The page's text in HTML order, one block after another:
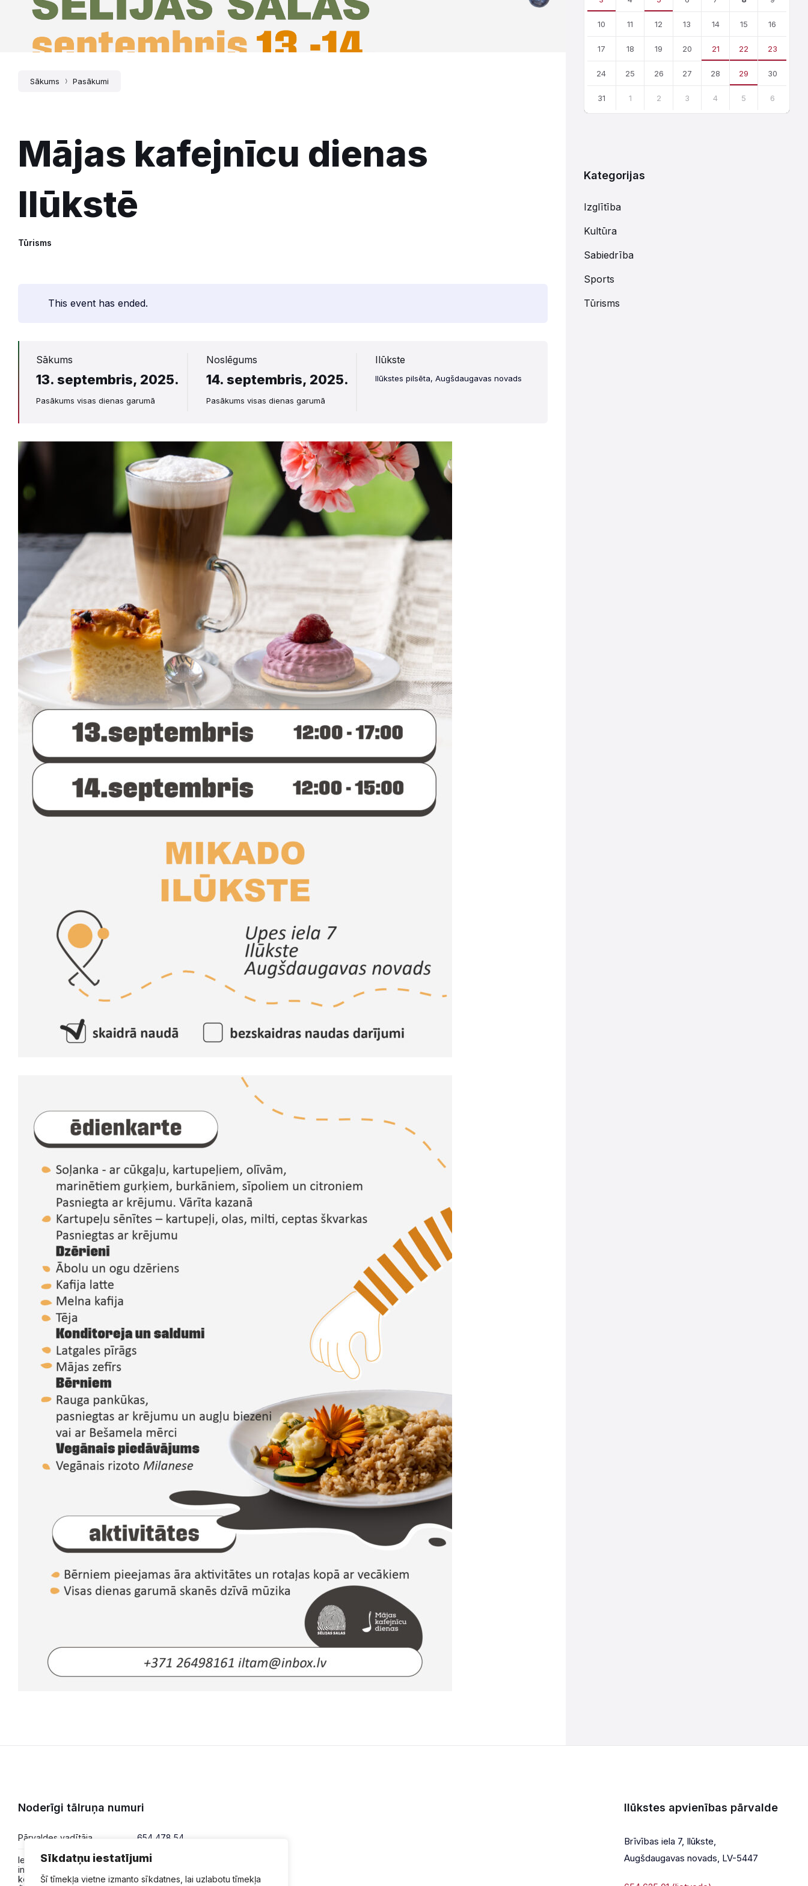
Sīkdatņu iestatījumi
Šī tīmekļa vietne izmanto sīkdatnes, lai uzlabotu tīmekļa
Sākums Pasākumi
Mājas kafejnīcu dienas
Ilūkstē
Tūrisms
This event has ended.
Sākums
13. septembris, 2025.
Pasākums visas dienas garumā
Noslēgums
14. septembris, 2025.
Pasākums visas dienas garumā
Ilūkste
Ilūkstes pilsēta, Augšdaugavas novads
10 11 12 13 14 15 16
17 18 19 20 21 22 23
24 25 26 27 28 29 30
31 1 2 3 4 5 6
Kategorijas
Izglītība
Kultūra
Sabiedrība
Sports
Tūrisms
Noderīgi tālruņa numuri
Pārvaldes vadītāja 654 478 54
Iesniegumi,
informācija,
konsultācijas
654 478 50
Ilūkstes apvienības pārvalde
Brīvības iela 7, Ilūkste,
Augšdaugavas novads, LV-5447